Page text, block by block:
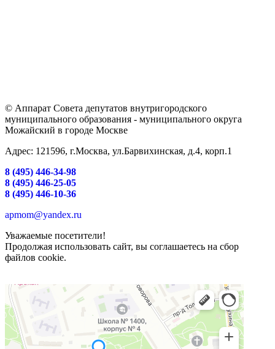
© Аппарат Совета депутатов внутригородского
муниципального образования - муниципального округа
Можайский в городе Москве
Адрес: 121596, г.Москва, ул.Барвихинская, д.4, корп.1
8 (495) 446-34-98
8 (495) 446-25-05
8 (495) 446-10-36
apmom@yandex.ru
Уважаемые посетители!
Продолжая использовать сайт, вы соглашаетесь на сбор
файлов cookie.